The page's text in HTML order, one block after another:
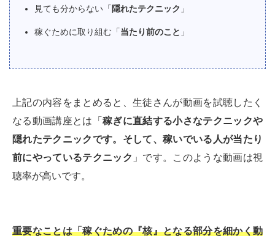
見ても分からない「 隠れたテクニック 」
稼ぐために取り組む「当たり前のこと 」
上記の内容をまとめると、生徒さんが動画を試聴したく
なる動画講座とは「 稼ぎに直結する小さなテクニックや
隠れたテクニックです。そして、稼いでいる人が当たり
前にやっているテクニック 」です。このような動画は視
聴率が高いです。
重要なことは「稼ぐための『核』となる部分を細かく動